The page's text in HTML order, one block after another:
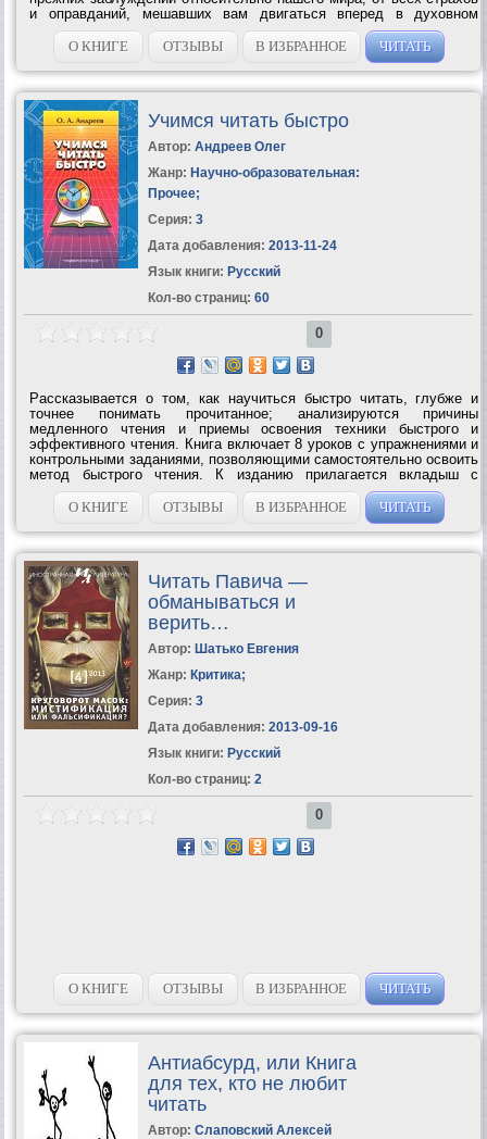
и оправданий, мешавших вам двигаться вперед в духовном
развитии. Поскольку Хроники Акаши — это не физическое место,
а один из уровней...
О КНИГЕ ОТЗЫВЫ В ИЗБРАННОЕ ЧИТАТЬ
Учимся читать быстро
Автор: Андреев Олег
Жанр: Научно-образовательная:
Прочее;
Серия: 3
Дата добавления: 2013-11-24
Язык книги: Русский
Кол-во страниц: 60
0
Рассказывается о том, как научиться быстро читать, глубже и
точнее понимать прочитанное; анализируются причины
медленного чтения и приемы освоения техники быстрого и
эффективного чтения. Книга включает 8 уроков с упражнениями и
контрольными заданиями, позволяющими самостоятельно освоить
метод быстрого чтения. К изданию прилагается вкладыш с
тренировочными таблицами.УЧИМСЯ ЧИТАТЬ БЫСТРО – Первая
ступень обучения в Школе Олега...
О КНИГЕ ОТЗЫВЫ В ИЗБРАННОЕ ЧИТАТЬ
Читать Павича —
обманываться и
верить…
Автор: Шатько Евгения
Жанр: Критика;
Серия: 3
Дата добавления: 2013-09-16
Язык книги: Русский
Кол-во страниц: 2
0
О КНИГЕ ОТЗЫВЫ В ИЗБРАННОЕ ЧИТАТЬ
Антиабсурд, или Книга
для тех, кто не любит
читать
Автор: Слаповский Алексей